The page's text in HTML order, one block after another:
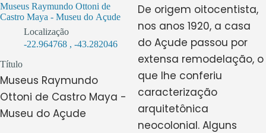
Museus Raymundo Ottoni de
Castro Maya - Museu do Açude
Localização
-22.964768 , -43.282046
Título
Museus Raymundo
Ottoni de Castro Maya -
Museu do Açude
De origem oitocentista,
nos anos 1920, a casa
do Açude passou por
extensa remodelação, o
que lhe conferiu
caracterização
arquitetônica
neocolonial. Alguns